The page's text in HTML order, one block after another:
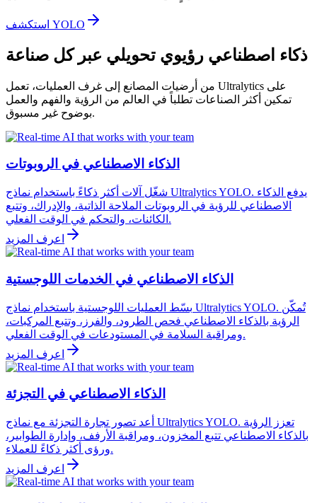
استكشف YOLO
ذكاء اصطناعي رؤيوي تحويلي عبر كل صناعة
من أرضيات المصانع إلى غرف العمليات، تعمل Ultralytics على
تمكين أكثر الصناعات تطلباً في العالم من الرؤية والفهم والعمل
بوضوح غير مسبوق.
الذكاء الاصطناعي في الروبوتات
شغّل آلات أكثر ذكاءً باستخدام نماذج Ultralytics YOLO. يدفع الذكاء
الاصطناعي للرؤية في الروبوتات الملاحة الذاتية، والإدراك، وتتبع
الكائنات، والتحكم في الوقت الفعلي.
اعرف المزيد
الذكاء الاصطناعي في الخدمات اللوجستية
بسّط العمليات اللوجستية باستخدام نماذج Ultralytics YOLO. تُمكّن
الرؤية بالذكاء الاصطناعي فحص الطرود، والفرز، وتتبع المركبات،
ومراقبة السلامة في المستودعات في الوقت الفعلي.
اعرف المزيد
الذكاء الاصطناعي في التجزئة
أعد تصور تجارة التجزئة مع نماذج Ultralytics YOLO. تعزز الرؤية
بالذكاء الاصطناعي تتبع المخزون، ومراقبة الأرفف، وإدارة الطوابير،
ورؤى أكثر ذكاءً للعملاء.
اعرف المزيد